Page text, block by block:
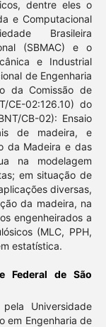
dentre eles o
e Computacional
Brasileira
(SBMAC) e o
e Industrial
de Engenharia
da Comissão de
CE-02:126.10) do
CB-02): Ensaio
de madeira, e
da Madeira e das
na modelagem
em situação de
diversas,
da madeira, na
engenheirados a
(MLC, PPH,
estatística.
Federal de São
Universidade
em Engenharia de